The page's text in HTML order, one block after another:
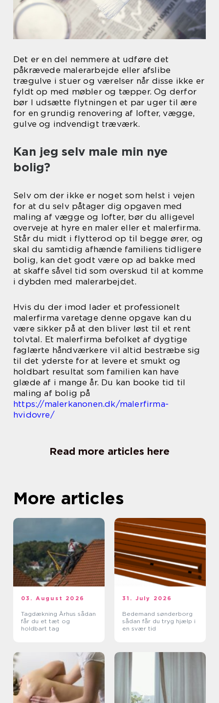
Det er en del nemmere at udføre det
påkrævede malerarbejde eller afslibe
trægulve i stuer og værelser når disse ikke er
fyldt op med møbler og tæpper. Og derfor
bør I udsætte flytningen et par uger til ære
for en grundig renovering af lofter, vægge,
gulve og indvendigt træværk.
Kan jeg selv male min nye
bolig?
Selv om der ikke er noget som helst i vejen
for at du selv påtager dig opgaven med
maling af vægge og lofter, bør du alligevel
overveje at hyre en maler eller et malerfirma.
Står du midt i flytterod op til begge ører, og
skal du samtidig afhænde familiens tidligere
bolig, kan det godt være op ad bakke med
at skaffe såvel tid som overskud til at komme
i dybden med malerarbejdet.
Hvis du der imod lader et professionelt
malerfirma varetage denne opgave kan du
være sikker på at den bliver løst til et rent
tolvtal. Et malerfirma befolket af dygtige
faglærte håndværkere vil altid bestræbe sig
til det yderste for at levere et smukt og
holdbart resultat som familien kan have
glæde af i mange år. Du kan booke tid til
maling af bolig på
https://malerkanonen.dk/malerfirma-
hvidovre/
Read more articles here
More articles
03. August 2026
Tagdækning Århus sådan
får du et tæt og
holdbart tag
31. July 2026
Bedemand sønderborg
sådan får du tryg hjælp i
en svær tid